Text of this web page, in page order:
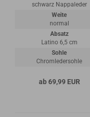
schwarz Nappaleder
Weite
normal
Absatz
Latino 6,5 cm
Sohle
Chromledersohle
ab 69,99 EUR